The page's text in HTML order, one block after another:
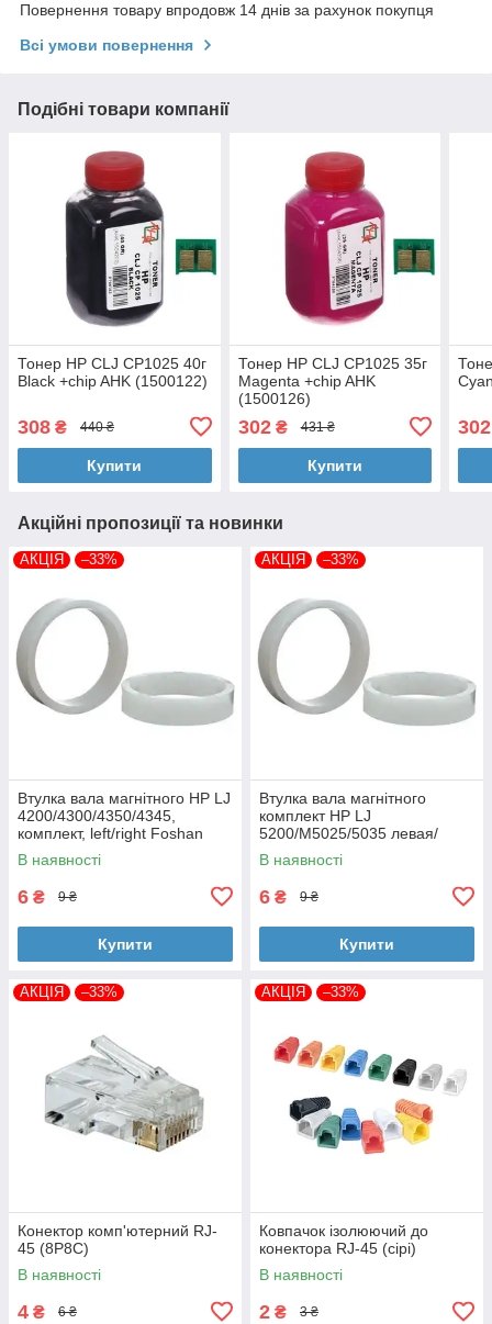
Повернення товару впродовж 14 днів за рахунок покупця
Всі умови повернення
Подібні товари компанії
Тонер HP CLJ CP1025 40г
Black +chip AHK (1500122)
308 ₴ 440 ₴
Купити
Тонер HP CLJ CP1025 35г
Magenta +chip AHK
(1500126)
302₴ 431 ₴
Купити
302
Акційні пропозиції та новинки
АКЦІЯ –33%
Втулка вала магнітного HP LJ
4200/4300/4350/4345,
комплект, left/right Foshan
(MAG-1338A-BSH-Foshan)
В наявності
6 ₴ 9 ₴
Купити
АКЦІЯ –33%
Втулка вала магнітного
комплект HP LJ
5200/M5025/5035 левая/
правая Foshan (MAG-7516A-
BSH-Foshan)
В наявності
6 ₴ 9 ₴
Купити
АКЦІЯ –33%
Конектор комп'ютерний RJ-
45 (8P8C)
В наявності
4 ₴ 6 ₴
АКЦІЯ –33%
Ковпачок ізолюючий до
конектора RJ-45 (сірі)
В наявності
2 ₴ 3 ₴